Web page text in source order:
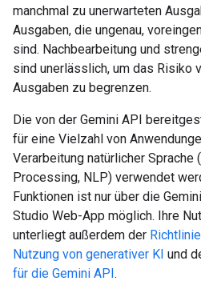
manchmal zu unerwarteten
Ausgaben, die ungenau,
sind. Nachbearbeitung und
sind unerlässlich, um das Risiko
Ausgaben zu begrenzen.
Die von der Gemini API
für eine Vielzahl von
Verarbeitung natürlicher Sprache
Processing, NLP) verwendet
Funktionen ist nur über die
Studio Web-App möglich. Ihre
unterliegt außerdem der
Nutzung von generativer KI und
für die Gemini API.